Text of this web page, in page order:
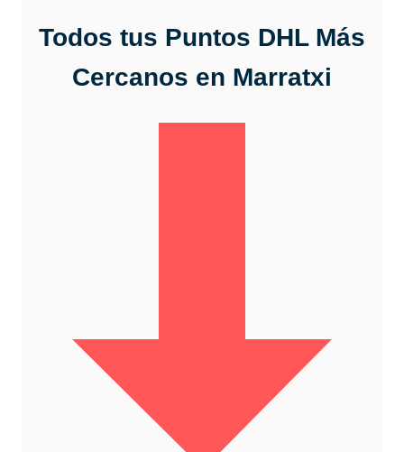
Todos tus Puntos DHL Más
Cercanos en Marratxi